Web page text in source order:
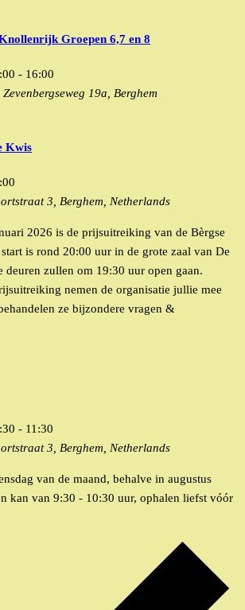
Groepen 6,7 en 8
- 16:00
Zevenbergseweg 19a, Berghem
Kwis
3, Berghem, Netherlands
2026 is de prijsuitreiking van de Bèrgse
is rond 20:00 uur in de grote zaal van De
deuren zullen om 19:30 uur open gaan.
nemen de organisatie jullie mee
ze bijzondere vragen &
- 11:30
3, Berghem, Netherlands
van de maand, behalve in augustus
kan van 9:30 - 10:30 uur, ophalen liefst vóór